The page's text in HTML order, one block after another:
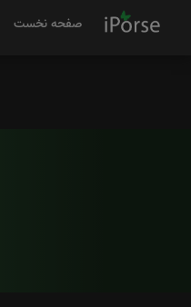
صفحه نخست